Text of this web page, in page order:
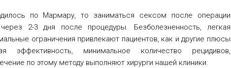
по Мармару, то заниматься сексом после операции
2-3 дня после процедуры. Безболезненность, легкая
ограничения привлекают пациентов, как и другие плюсы
минимальное количество рецидивов,
по этому методу выполняют хирурги нашей клиники.